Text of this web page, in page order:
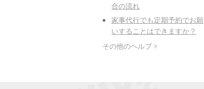
合の流れ
家事代行でも定期予約でお願
いすることはできますか？
その他のヘルプ